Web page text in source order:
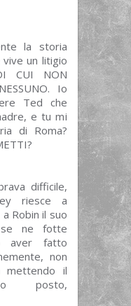
la storia
un litigio
CUI NON
Io
Ted che
e tu mi
di Roma?
difficile,
riesce a
Robin il suo
se ne fotte
aver fatto
non
mettendo il
posto,